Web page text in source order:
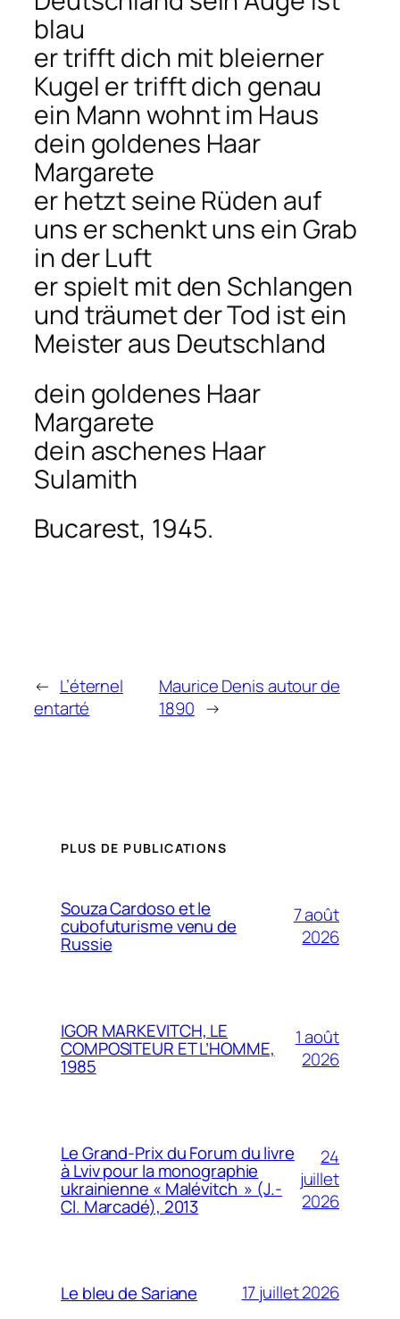
blau
er trifft dich mit bleierner
Kugel er trifft dich genau
ein Mann wohnt im Haus
dein goldenes Haar
Margarete
er hetzt seine Rüden auf
uns er schenkt uns ein Grab
in der Luft
er spielt mit den Schlangen
und träumet der Tod ist ein
Meister aus Deutschland
dein goldenes Haar
Margarete
dein aschenes Haar
Sulamith
Bucarest, 1945.
← L’éternel
entarté
Maurice Denis autour de
1890 →
PLUS DE PUBLICATIONS
Souza Cardoso et le
cubofuturisme venu de
Russie
7 août
2026
IGOR MARKEVITCH, LE
COMPOSITEUR ET L’HOMME,
1985
1 août
2026
Le Grand-Prix du Forum du livre
à Lviv pour la monographie
ukrainienne « Malévitch » (J.-
Cl. Marcadé), 2013
24
juillet
2026
Le bleu de Sariane 17 juillet 2026